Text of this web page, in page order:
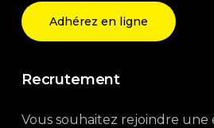
Adhérez en ligne
Recrutement
Vous souhaitez rejoindre une